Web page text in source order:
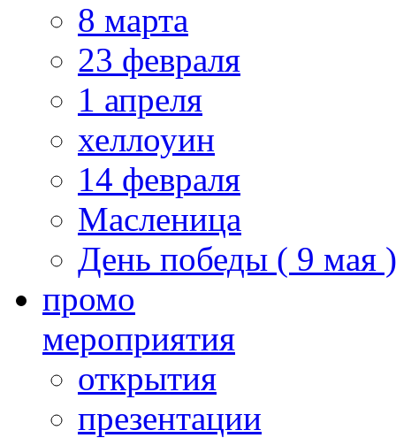
8 марта
23 февраля
1 апреля
хеллоуин
14 февраля
Масленица
День победы ( 9 мая )
промо
мероприятия
открытия
презентации